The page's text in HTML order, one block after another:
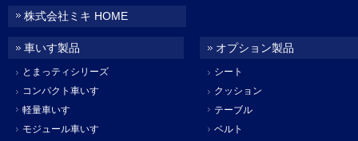
株式会社ミキ HOME
車いす製品
とまっティシリーズ
コンパクト車いす
軽量車いす
モジュール車いす
オプション製品
シート
クッション
テーブル
ベルト